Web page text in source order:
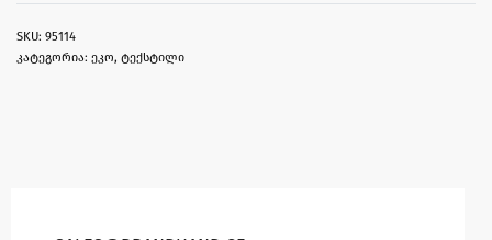
95114
კატეგორია: ეკო, ტექსტილი